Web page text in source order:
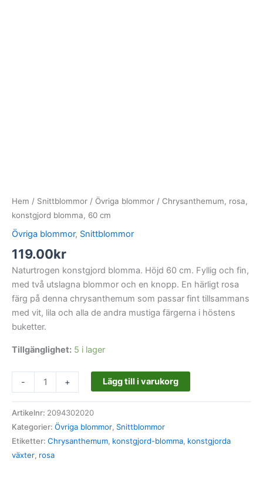
Hem / Snittblommor / Övriga blommor / Chrysanthemum, rosa,
konstgjord blomma, 60 cm
Övriga blommor, Snittblommor
119.00kr
Naturtrogen konstgjord blomma. Höjd 60 cm. Fyllig och fin,
med två utslagna blommor och en knopp. En härligt rosa
färg på denna chrysanthemum som passar fint tillsammans
med vit, lila och alla de andra mustiga färgerna i höstens
buketter.
Tillgänglighet: 5 i lager
- + Lägg till i varukorg
Artikelnr: 2094302020
Kategorier: Övriga blommor, Snittblommor
Etiketter: Chrysanthemum, konstgjord-blomma, konstgjorda
växter, rosa